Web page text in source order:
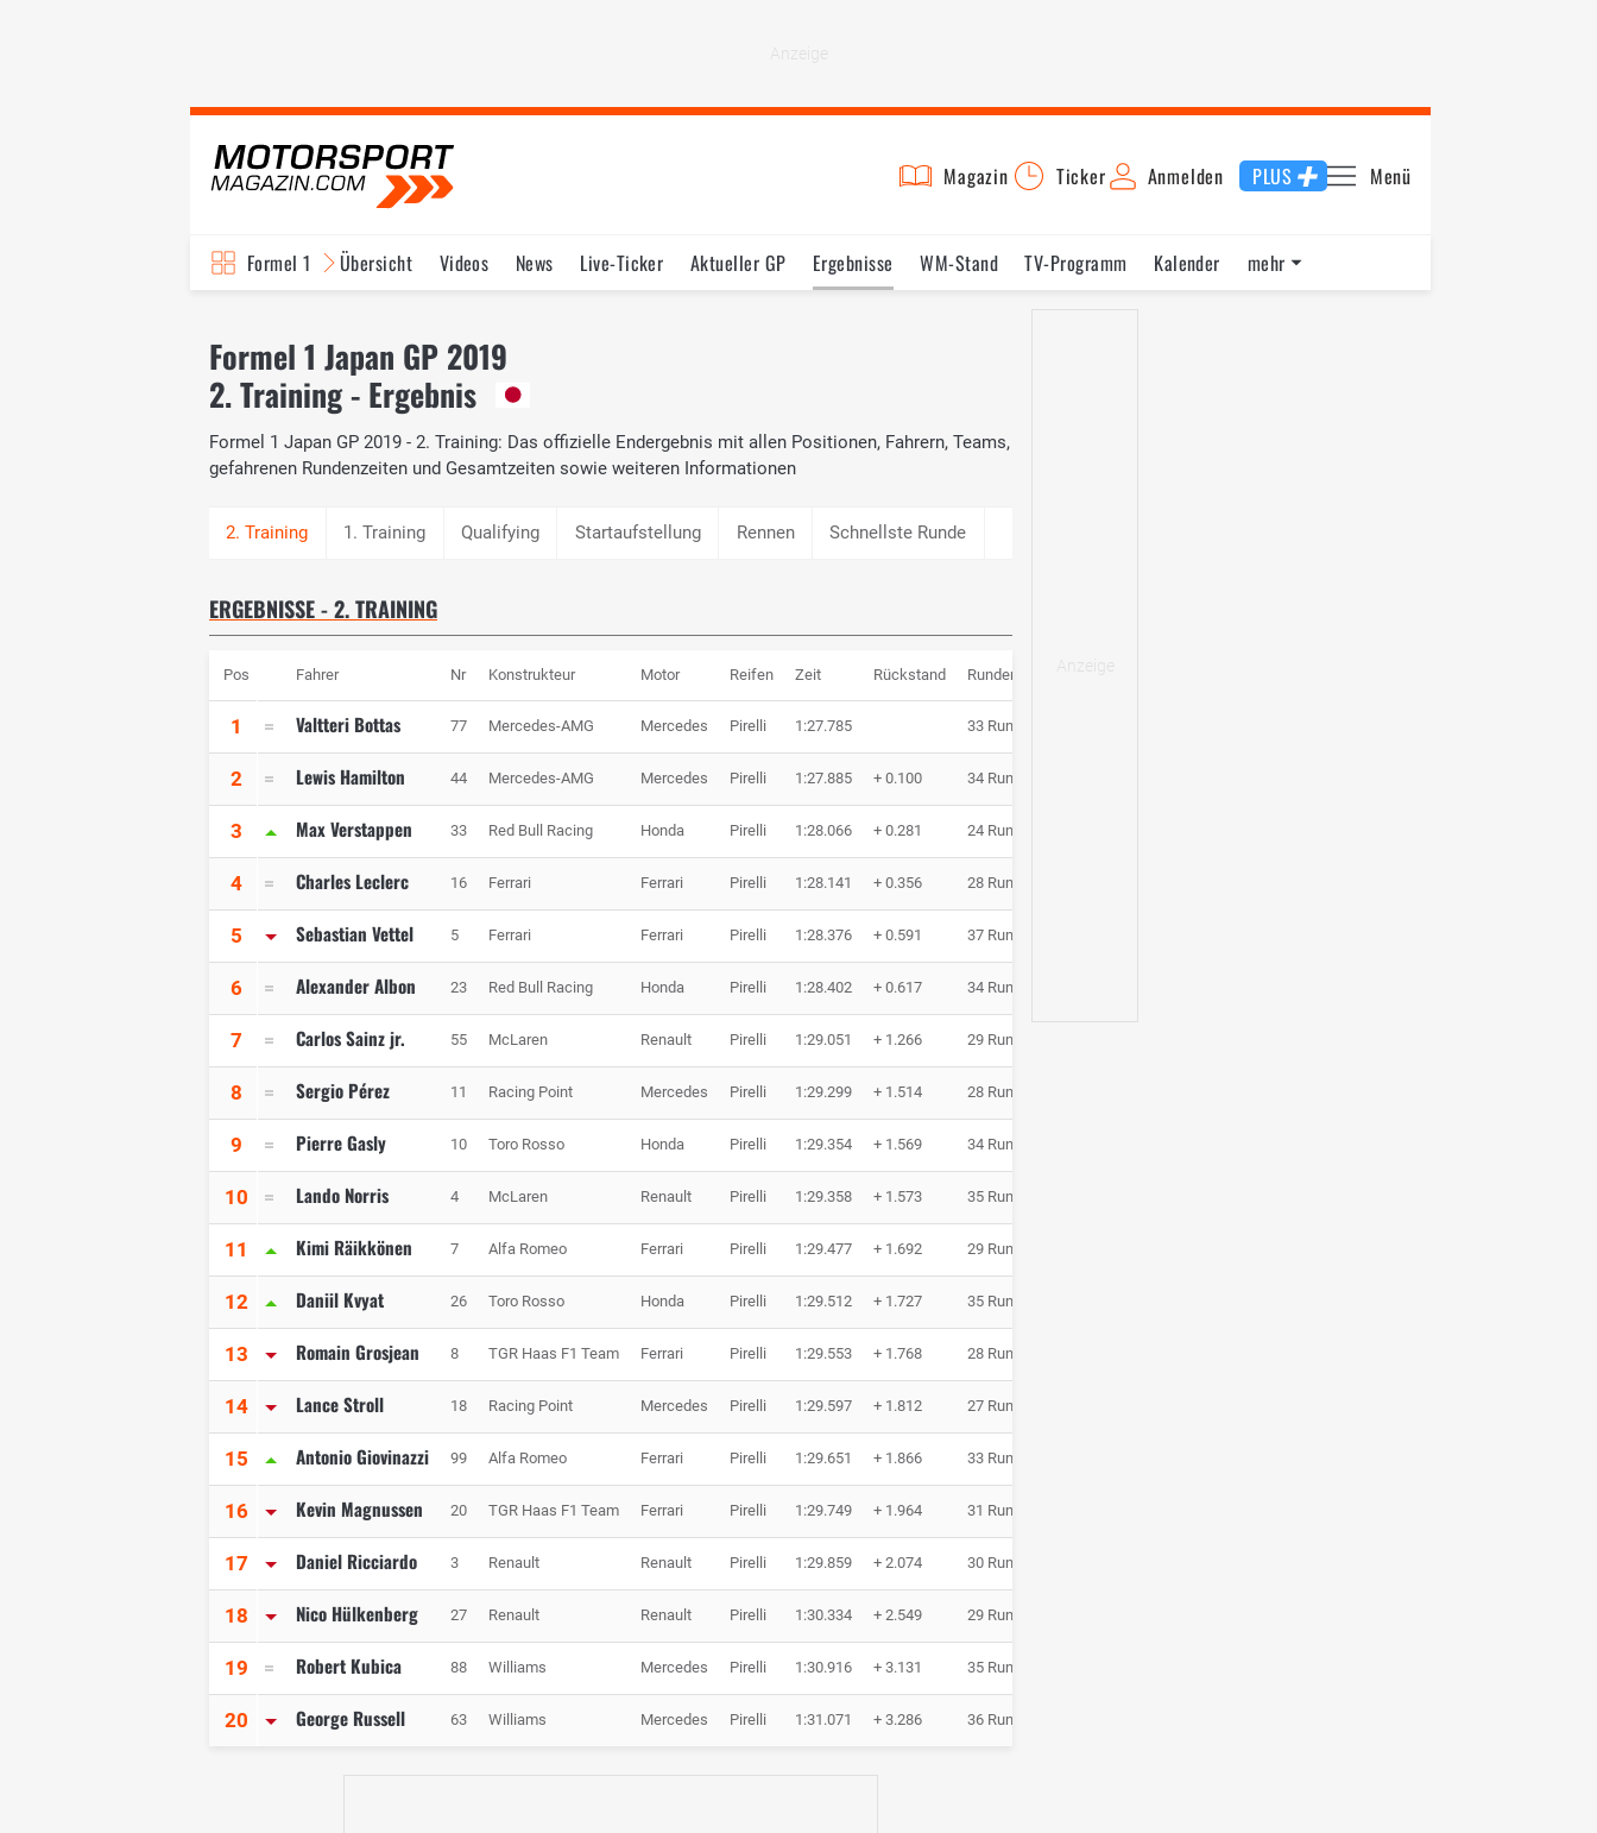
Magazin Ticker Anmelden PLUS Menü
Formel 1 Übersicht Videos News Live-Ticker Aktueller GP Ergebnisse WM-Stand TV-Programm
Kalender
mehr
Formel 1 Japan GP 2019
2. Training - Ergebnis
Formel 1 Japan GP 2019 - 2. Training: Das offizielle Endergebnis mit allen Positionen, Fahrern, Teams,
gefahrenen Rundenzeiten und Gesamtzeiten sowie weiteren Informationen
1. Training Qualifying Startaufstellung Rennen Schnellste Runde
ERGEBNISSE - 2. TRAINING
Pos Fahrer Nr Konstrukteur Motor Reifen Zeit Rückstand Runden
1 Valtteri Bottas 77 Mercedes-AMG Mercedes Pirelli 1:27.785 33 Runden
2 Lewis Hamilton 44 Mercedes-AMG Mercedes Pirelli 1:27.885 + 0.100 34 Runden
3 Max Verstappen 33 Red Bull Racing Honda Pirelli 1:28.066 + 0.281 24 Runden
4 Charles Leclerc 16 Ferrari Ferrari Pirelli 1:28.141 + 0.356 28 Runden
5 Sebastian Vettel 5 Ferrari Ferrari Pirelli 1:28.376 + 0.591 37 Runden
6 Alexander Albon 23 Red Bull Racing Honda Pirelli 1:28.402 + 0.617 34 Runden
7 Carlos Sainz jr. 55 McLaren Renault Pirelli 1:29.051 + 1.266 29 Runden
8 Sergio Pérez 11 Racing Point Mercedes Pirelli 1:29.299 + 1.514 28 Runden
9 Pierre Gasly 10 Toro Rosso Honda Pirelli 1:29.354 + 1.569 34 Runden
10 Lando Norris 4 McLaren Renault Pirelli 1:29.358 + 1.573 35 Runden
11 Kimi Räikkönen 7 Alfa Romeo Ferrari Pirelli 1:29.477 + 1.692 29 Runden
12 Daniil Kvyat 26 Toro Rosso Honda Pirelli 1:29.512 + 1.727 35 Runden
13 Romain Grosjean 8 TGR Haas F1 Team Ferrari Pirelli 1:29.553 + 1.768 28 Runden
14 Lance Stroll 18 Racing Point Mercedes Pirelli 1:29.597 + 1.812 27 Runden
15 Antonio Giovinazzi 99 Alfa Romeo Ferrari Pirelli 1:29.651 + 1.866 33 Runden
16 Kevin Magnussen 20 TGR Haas F1 Team Ferrari Pirelli 1:29.749 + 1.964 31 Runden
17 Daniel Ricciardo 3 Renault Renault Pirelli 1:29.859 + 2.074 30 Runden
18 Nico Hülkenberg 27 Renault Renault Pirelli 1:30.334 + 2.549 29 Runden
19 Robert Kubica 88 Williams Mercedes Pirelli 1:30.916 + 3.131 35 Runden
20 George Russell 63 Williams Mercedes Pirelli 1:31.071 + 3.286 36 Runden